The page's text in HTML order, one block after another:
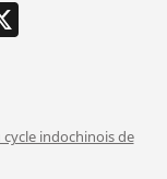
indochinois de